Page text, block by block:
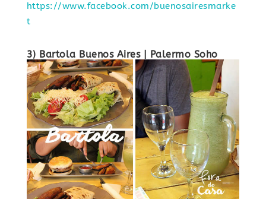
https://www.facebook.com/buenosairesmarke
t
3) Bartola Buenos Aires| Palermo Soho